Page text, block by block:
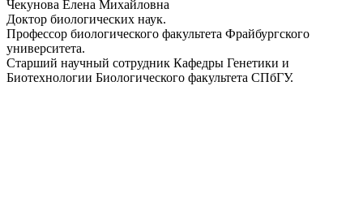
Чекунова Елена Михайловна
Доктор биологических наук.
Профессор биологического факультета Фрайбургского
университета.
Старший научный сотрудник Кафедры Генетики и
Биотехнологии Биологического факультета СПбГУ.